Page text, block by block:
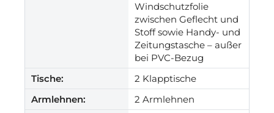
Windschutzfolie
zwischen Geflecht und
Stoff sowie Handy- und
Zeitungstasche – außer
bei PVC-Bezug
Tische:
2 Klapptische
Armlehnen:
2 Armlehnen